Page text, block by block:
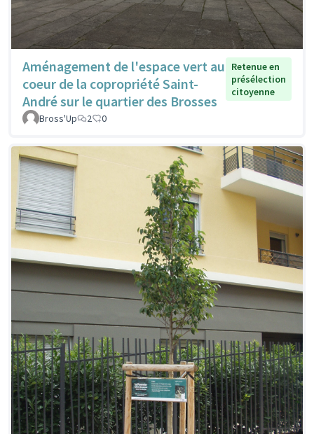
Aménagement de l'espace vert au
coeur de la copropriété Saint-
André sur le quartier des Brosses
Retenue en
présélection
citoyenne
Bross'Up 2 0